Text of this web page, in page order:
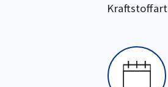
Kraftstoffart: